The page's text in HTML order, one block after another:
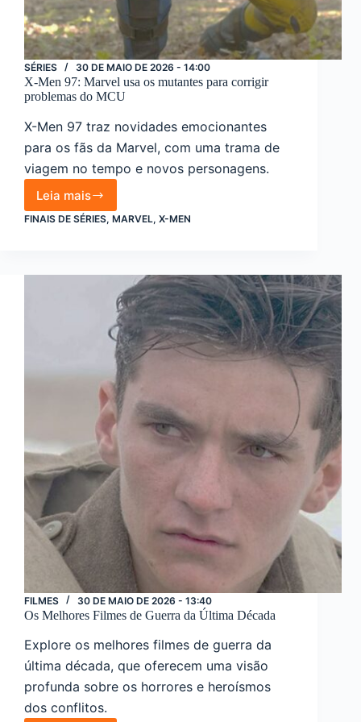
SÉRIES 30 DE MAIO DE 2026 - 14:00
X-Men 97: Marvel usa os mutantes para corrigir
problemas do MCU
X-Men 97 traz novidades emocionantes
para os fãs da Marvel, com uma trama de
viagem no tempo e novos personagens.
Leia mais
X-
Men
os
mutantes
corrigir
problemas
FINAIS DE SÉRIES, MARVEL, X-MEN
FILMES 30 DE MAIO DE 2026 - 13:40
Os Melhores Filmes de Guerra da Última Década
Explore os melhores filmes de guerra da
última década, que oferecem uma visão
profunda sobre os horrores e heroísmos
dos conflitos.